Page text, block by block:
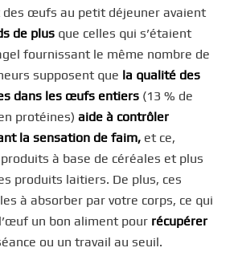
des œufs au petit déjeuner avaient
de plus que celles qui s’étaient
fournissant le même nombre de
supposent que la qualité des
dans les œufs entiers (13 % de
protéines)aide à contrôler
la sensation de faim, et ce,
à base de céréales et plus
produits laitiers. De plus, ces
à absorber par votre corps, ce qui
un bon aliment pour récupérer
ou un travail au seuil.